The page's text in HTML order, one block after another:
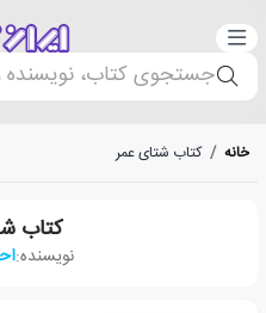
دسته‌بندی
جستجوی کتاب، نویسنده
خانه / کتاب شتای عمر
کتاب
نویسنده: